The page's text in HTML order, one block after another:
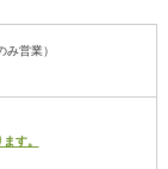
営業）
す。